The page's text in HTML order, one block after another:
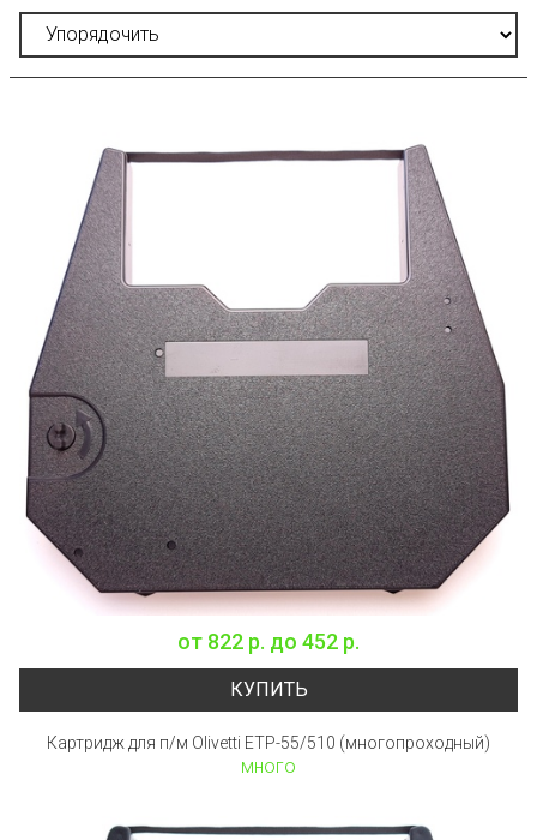
от 822 р. до 452 р.
КУПИТЬ
Картридж для п/м Olivetti ETP-55/510 (многопроходный)
много